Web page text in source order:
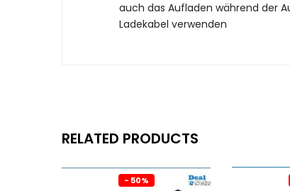
auch das Aufladen während der
Ladekabel verwenden
RELATED PRODUCTS
- 50%